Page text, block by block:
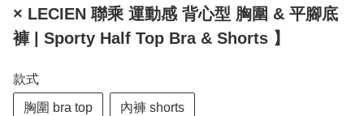
× LECIEN 聯乘 運動感 背心型 胸圍 & 平腳底
褲 | Sporty Half Top Bra & Shorts 】
款式
胸圍 bra top 內褲 shorts